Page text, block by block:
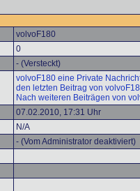
volvoF180
0
- (Versteckt)
volvoF180 eine Private
den letzten Beitrag von
Nach weiteren Beiträgen von
07.02.2010, 17:31 Uhr
N/A
- (Vom Administrator deaktiviert)